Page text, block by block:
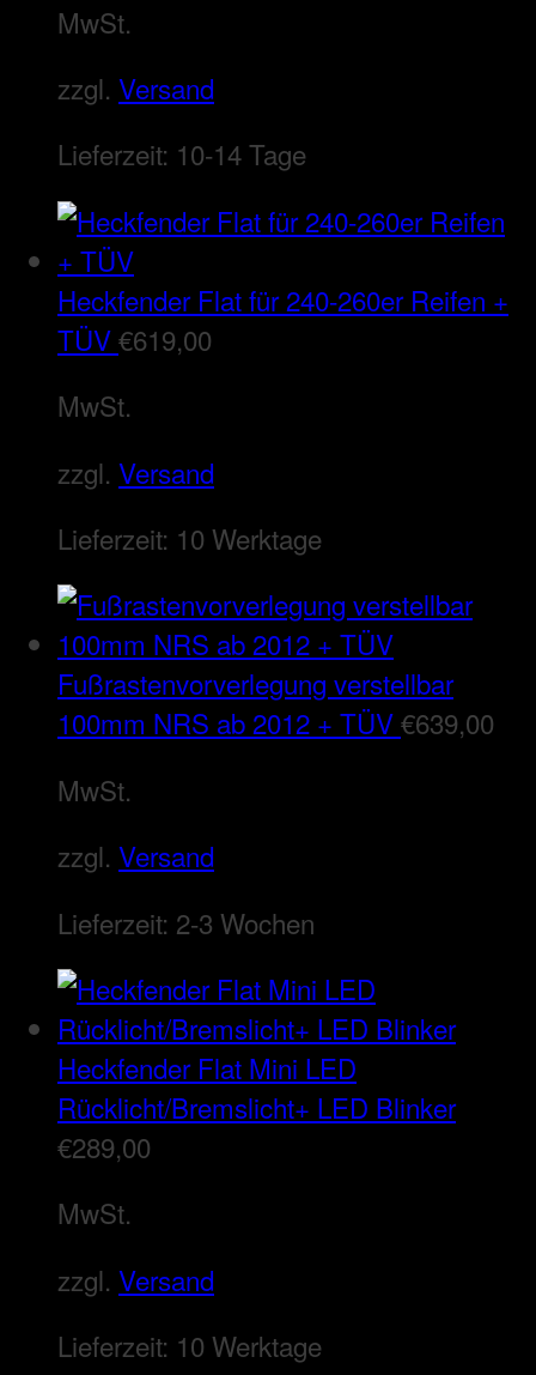
MwSt.
zzgl. Versand
Lieferzeit: 10-14 Tage
Heckfender Flat für 240-260er Reifen +
TÜV€619,00
MwSt.
zzgl. Versand
Lieferzeit: 10 Werktage
Fußrastenvorverlegung verstellbar
100mm NRS ab 2012 + TÜV€639,00
MwSt.
zzgl. Versand
Lieferzeit: 2-3 Wochen
Heckfender Flat Mini LED
Rücklicht/Bremslicht+ LED Blinker
€289,00
MwSt.
zzgl. Versand
Lieferzeit: 10 Werktage